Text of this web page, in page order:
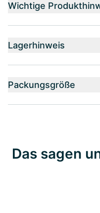
Wichtige
Lagerhinweis
Packungsgröße
Das sagen